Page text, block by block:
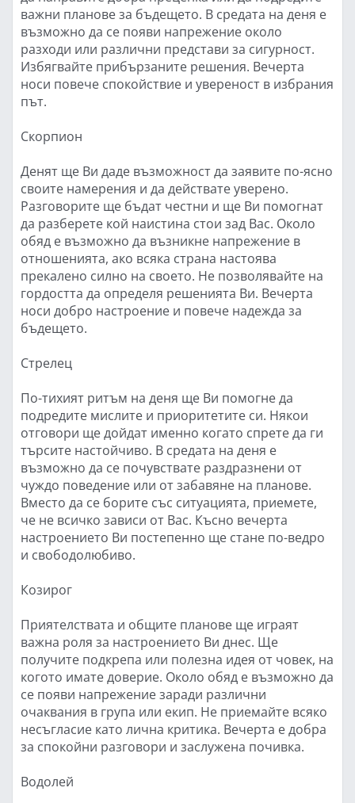
важни планове за бъдещето. В средата на деня е
възможно да се появи напрежение около
разходи или различни представи за сигурност.
Избягвайте прибързаните решения. Вечерта
носи повече спокойствие и увереност в избрания
път.
Скорпион
Денят ще Ви даде възможност да заявите по-ясно
своите намерения и да действате уверено.
Разговорите ще бъдат честни и ще Ви помогнат
да разберете кой наистина стои зад Вас. Около
обяд е възможно да възникне напрежение в
отношенията, ако всяка страна настоява
прекалено силно на своето. Не позволявайте на
гордостта да определя решенията Ви. Вечерта
носи добро настроение и повече надежда за
бъдещето.
Стрелец
По-тихият ритъм на деня ще Ви помогне да
подредите мислите и приоритетите си. Някои
отговори ще дойдат именно когато спрете да ги
търсите настойчиво. В средата на деня е
възможно да се почувствате раздразнени от
чуждо поведение или от забавяне на планове.
Вместо да се борите със ситуацията, приемете,
че не всичко зависи от Вас. Късно вечерта
настроението Ви постепенно ще стане по-ведро
и свободолюбиво.
Козирог
Приятелствата и общите планове ще играят
важна роля за настроението Ви днес. Ще
получите подкрепа или полезна идея от човек, на
когото имате доверие. Около обяд е възможно да
се появи напрежение заради различни
очаквания в група или екип. Не приемайте всяко
несъгласие като лична критика. Вечерта е добра
за спокойни разговори и заслужена почивка.
Водолей